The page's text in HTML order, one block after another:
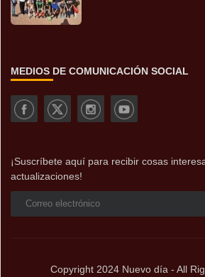
MEDIOS DE COMUNICACIÓN SOCIAL
¡Suscríbete aquí para recibir cosas
actualizaciones!
Copyright 2024 Nuevo día - All